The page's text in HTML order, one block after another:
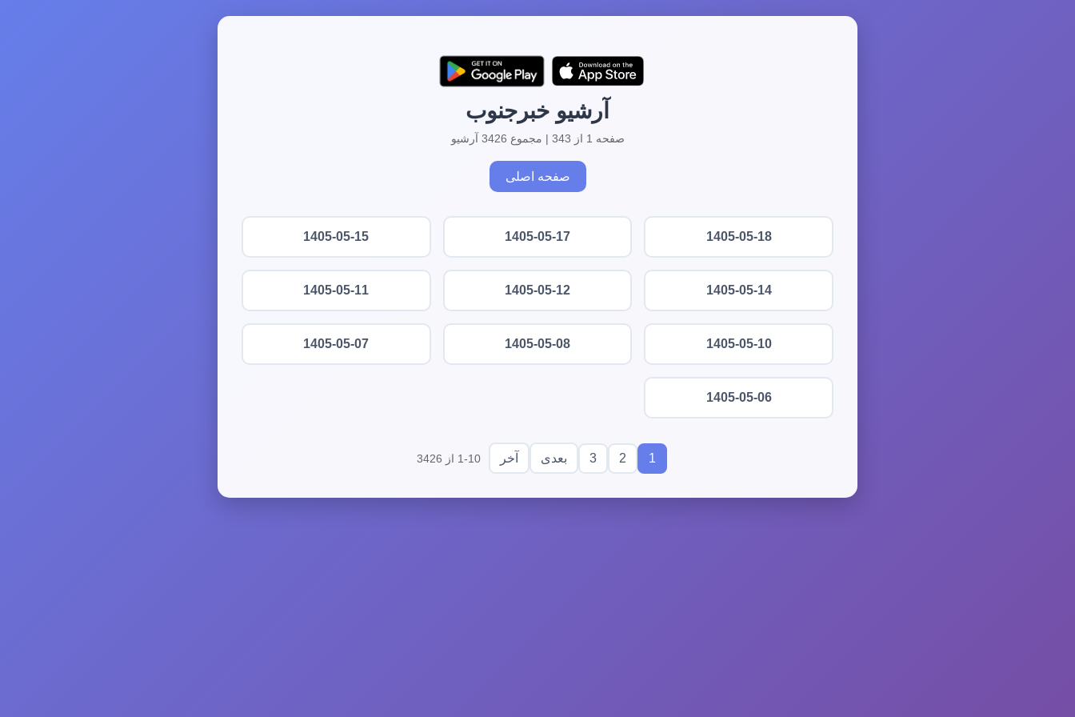
آرشیو خبرجنوب
صفحه 1 از 343 | مجموع 3426 آرشیو
صفحه اصلی
1405-05-18
1405-05-17
1405-05-15
1405-05-14
1405-05-12
1405-05-11
1405-05-10
1405-05-08
1405-05-07
1405-05-06
1
2
3 بعدی آخر 1-10 از 3426